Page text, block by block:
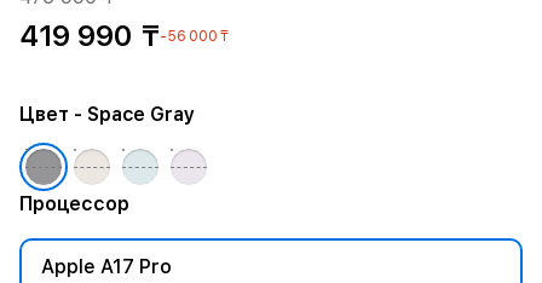
419 990 ₸-56 000 ₸
Цвет - Space Gray
Процессор
Apple A17 Pro